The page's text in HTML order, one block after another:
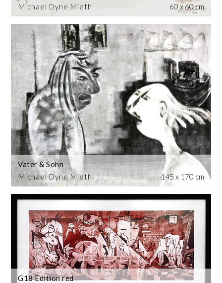
Michael Dyne Mieth 60 x 60 cm
Michael Dyne Mieth
Vater & Sohn
145 x 170 cm
G18 Edition red